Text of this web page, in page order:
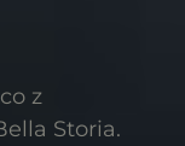
z
Storia.